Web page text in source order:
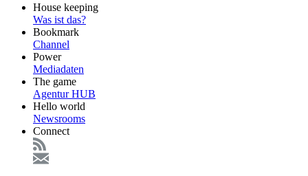
FooterHouse keeping
Was ist das?
Bookmark
Channel
Power
Mediadaten
The game
Agentur HUB
Hello world
Newsrooms
Connect